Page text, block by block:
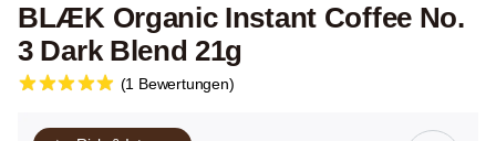
BLÆK Organic Instant Coffee No.
3 Dark Blend 21g
(1 Bewertungen)